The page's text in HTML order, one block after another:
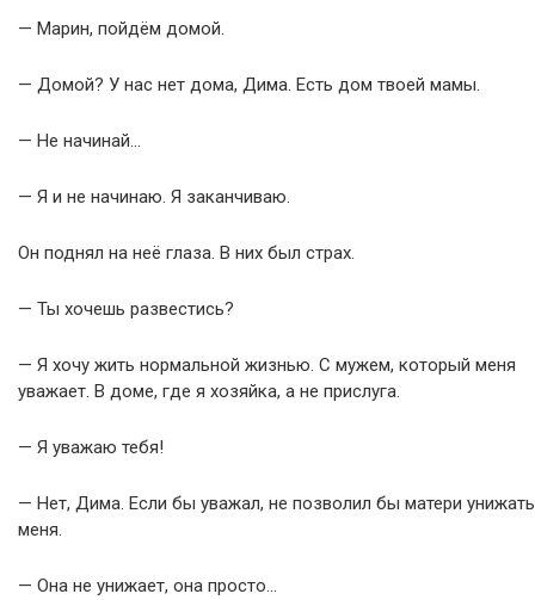
— Марин, пойдём домой.
— Домой? У нас нет дома, Дима. Есть дом твоей мамы.
— Не начинай…
— Я и не начинаю. Я заканчиваю.
Он поднял на неё глаза. В них был страх.
— Ты хочешь развестись?
— Я хочу жить нормальной жизнью. С мужем, который меня
уважает. В доме, где я хозяйка, а не прислуга.
— Я уважаю тебя!
— Нет, Дима. Если бы уважал, не позволил бы матери унижать
меня.
— Она не унижает, она просто…